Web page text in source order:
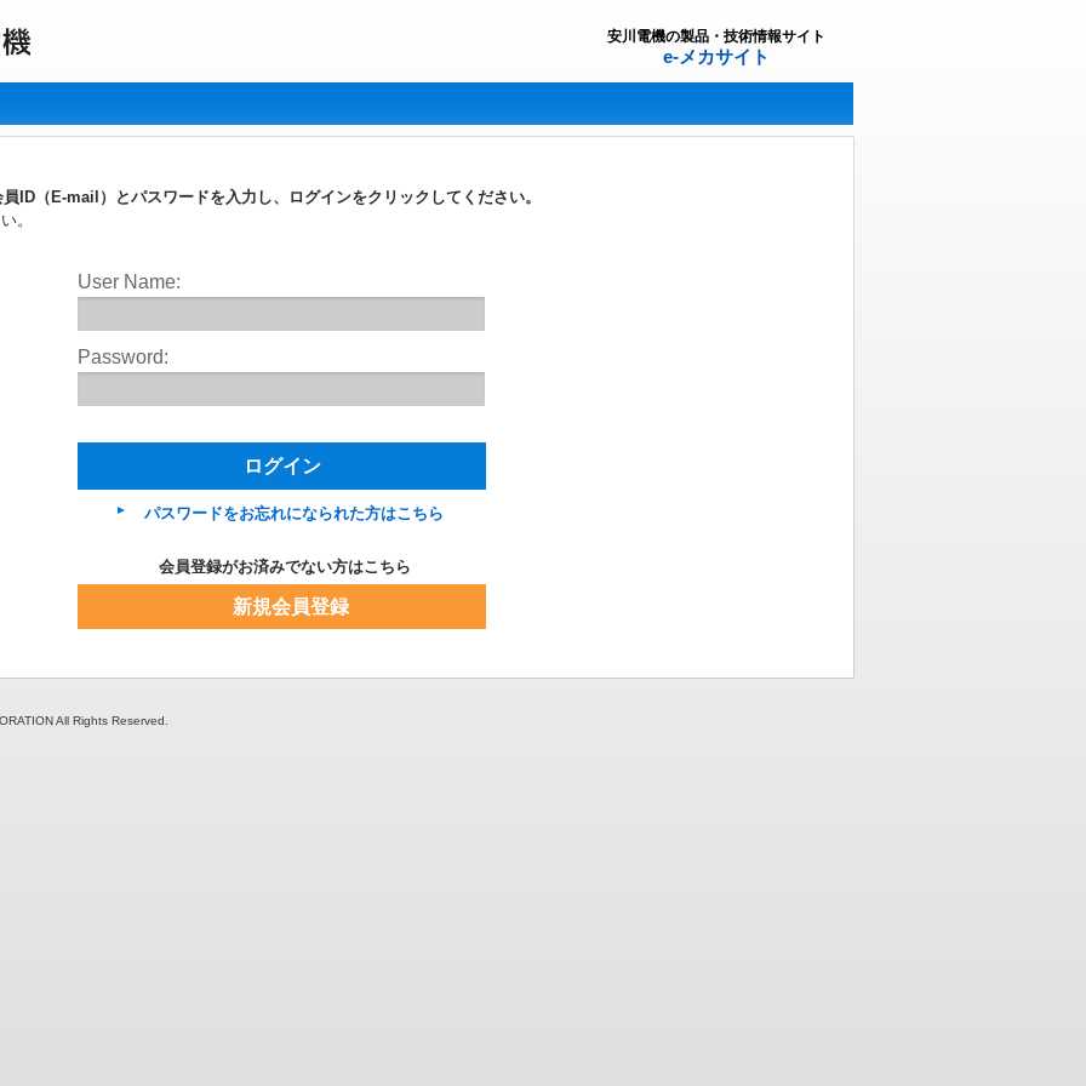
安川電機の製品・技術情報サイト
e-メカサイト
ID（E-mail）とパスワードを入力し、ログインをクリックしてください。
。
User Name:
Password:
パスワードをお忘れになられた方はこちら
会員登録がお済みでない方はこちら
新規会員登録
All Rights Reserved.